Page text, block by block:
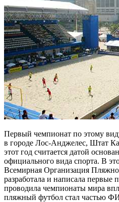
Первый чемпионат по этому
в городе Лос-Анджелес, Штат
этот год считается датой
официального вида спорта. В
Всемирная Организация
разработала и написала
проводила чемпионаты мира
пляжный футбол стал частью